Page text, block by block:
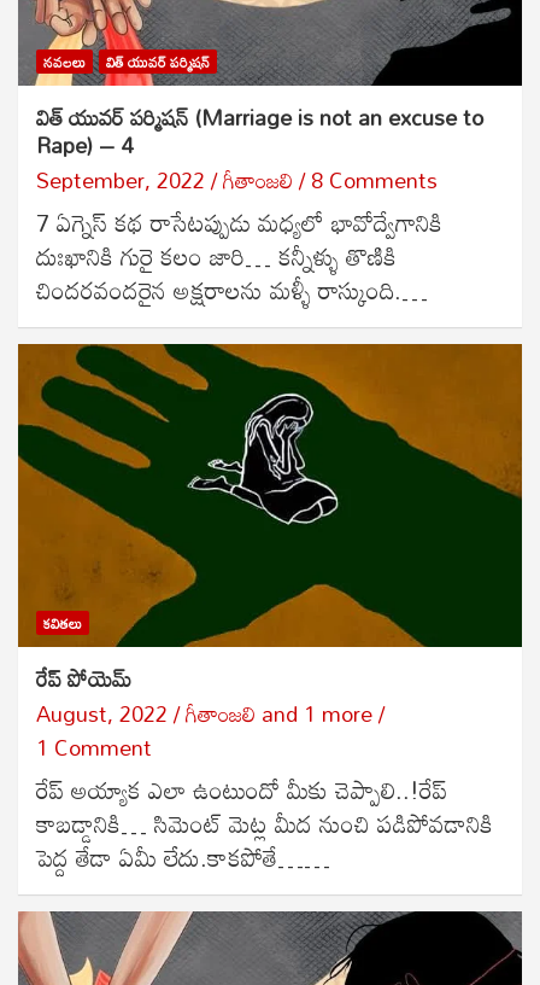
నవలలు విత్ యువర్ పర్మిషన్
విత్ యువర్ పర్మిషన్ (Marriage is not an excuse to
Rape) – 4
September, 2022 గీతాంజలి 8 Comments
7 ఏగ్నెస్ కథ రాసేటప్పుడు మధ్యలో భావోద్వేగానికి
దుఃఖానికి గురై కలం జారి… కన్నీళ్ళు తొణికి
చిందరవందరైన అక్షరాలను మళ్ళీ రాస్కుంది.…
కవితలు
రేప్ పోయెమ్
August, 2022 గీతాంజలిand 1 more
1 Comment
రేప్ అయ్యాక ఎలా ఉంటుందో మీకు చెప్పాలి..!రేప్
కాబడ్డానికి… సిమెంట్ మెట్ల మీద నుంచి పడిపోవడానికి
పెద్ద తేడా ఏమీ లేదు.కాకపోతే……